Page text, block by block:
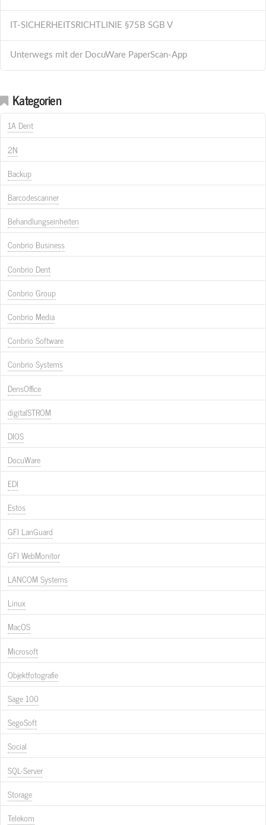
IT-SICHERHEITSRICHTLINIE §75B SGB V
Unterwegs mit der DocuWare PaperScan-App
Kategorien
1A Dent
2N
Backup
Barcodescanner
Behandlungseinheiten
Conbrio Business
Conbrio Dent
Conbrio Group
Conbrio Media
Conbrio Software
Conbrio Systems
DensOffice
digitalSTROM
DIOS
DocuWare
EDI
Estos
GFI LanGuard
GFI WebMonitor
LANCOM Systems
Linux
MacOS
Microsoft
Objektfotografie
Sage 100
SegoSoft
Social
SQL-Server
Storage
Telekom